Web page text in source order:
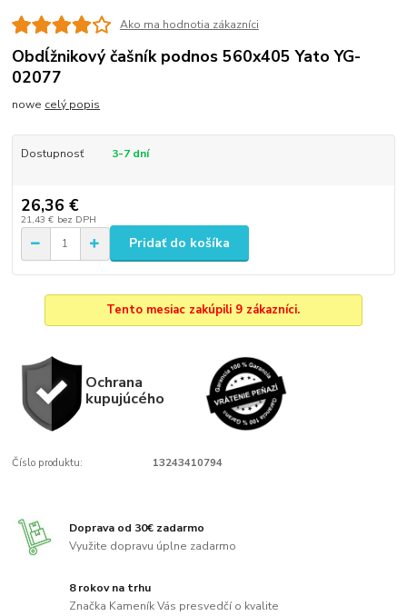
Ako ma hodnotia zákazníci
Obdĺžnikový čašník podnos 560x405 Yato YG-
02077
nowe celý popis
Dostupnosť 3-7 dní
26,36 €
21,43 € bez DPH
Pridať do košíka
Tento mesiac zakúpili 9 zákazníci.
Ochrana
kupujúcého
Číslo produktu: 13243410794
Doprava od 30€ zadarmo
Využite dopravu úplne zadarmo
8 rokov na trhu
Značka Kameník Vás presvedčí o kvalite